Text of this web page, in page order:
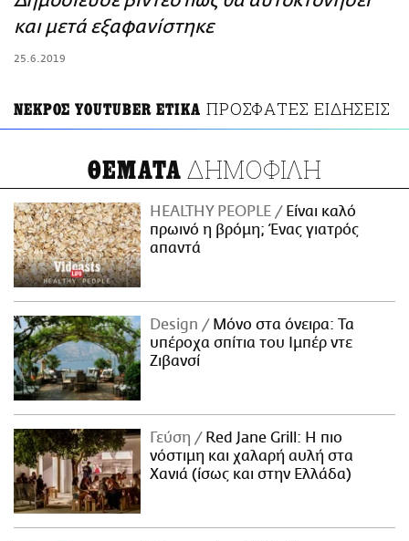
ΑΜΠΑ
και μετά εξαφανίστηκε
25.6.2019
ΝΕΚΡΟΣ YOUTUBER ETIKA ΠΡΟΣΦΑΤΕΣ ΕΙΔΗΣΕΙΣ
ΘΕΜΑΤΑ ΔΗΜΟΦΙΛΗ
HEALTHY PEOPLE
Είναι καλό
πρωινό η βρόμη; Ένας γιατρός
απαντά
Design
Μόνο στα όνειρα: Τα
υπέροχα σπίτια του Ιμπέρ ντε
Ζιβανσί
Γεύση
Red Jane Grill: Η πιο
νόστιμη και χαλαρή αυλή στα
Χανιά (ίσως και στην Ελλάδα)